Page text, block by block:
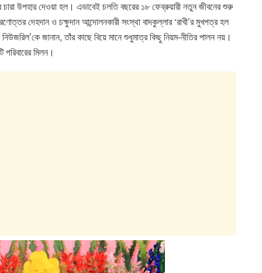
উপহার দেওয়া হল। এভাবেই চলতি বছরের ১৮ ফেব্রুয়ারী নতুন জীবনের শুরু
দেহদান ও চক্ষুদান আন্দোলনকারী সংস্থা বাদকুল্লার ‘রাখী’র মুখপত্র হল
জানান, তাঁর কাছে বিয়ে মানে শুধুমাত্র কিছু নিয়ম-নীতির পালন নয়।
মিলন।